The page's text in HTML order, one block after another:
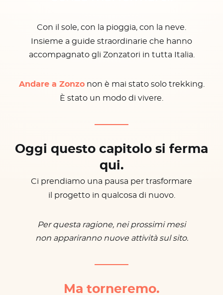
Con il sole, con la pioggia, con la neve.
Insieme a guide straordinarie che hanno
accompagnato gli Zonzatori in tutta Italia.
Andare a Zonzonon è mai stato solo trekking.
È stato un modo di vivere.
Oggi questo capitolo si ferma
qui.
Ci prendiamo una pausa per trasformare
il progetto in qualcosa di nuovo.
Per questa ragione, nei prossimi mesi
non appariranno nuove attività sul sito.
Ma torneremo.